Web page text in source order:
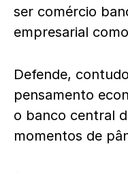
ser comércio
empresarial
Defende,
pensamento
o banco central
momentos de